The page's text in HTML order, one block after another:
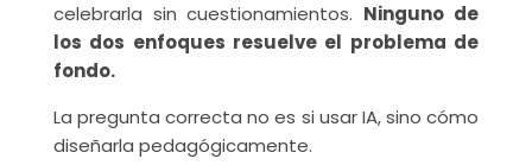
celebrarla sin cuestionamientos. Ninguno de
los dos enfoques resuelve el problema de
fondo.
La pregunta correcta no es si usar IA, sino cómo
diseñarla pedagógicamente.